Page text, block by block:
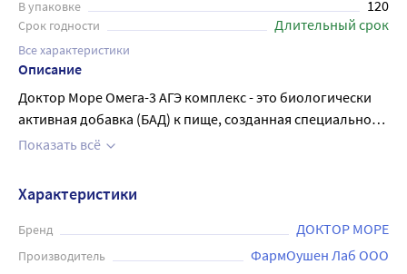
В упаковке 120
Срок годности Длительный срок
Все характеристики
Описание
Доктор Море Омега-3 АГЭ комплекс - это биологически
активная добавка (БАД) к пище, созданная специально
для поддержки здоровья вашего сердца и мозга. Каждая
жирные кислоты Омега-3, полученные из жира печени
кальмара, который является одним из лучших
источников Омега-3. Всего в упаковке 120 капсул массой
0,25 грамма каждая. Комплекс богат ДГК
Показать всё
Характеристики
Бренд ДОКТОР МОРЕ
Производитель ФармОушен Лаб ООО